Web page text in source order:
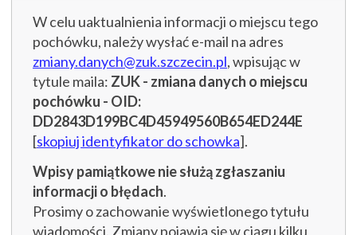
W celu uaktualnienia informacji o miejscu tego
pochówku, należy wysłać e-mail na adres
zmiany.danych@zuk.szczecin.pl, wpisując w
tytule maila: ZUK - zmiana danych o miejscu
pochówku - OID:
DD2843D199BC4D45949560B654ED244E
[skopiuj identyfikator do schowka].
Wpisy pamiątkowe nie służą zgłaszaniu
informacji o błędach.
Prosimy o zachowanie wyświetlonego tytułu
wiadomości. Zmiany pojawią się w ciągu kilku